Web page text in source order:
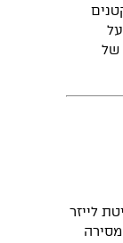
של
לייזר
מסירה